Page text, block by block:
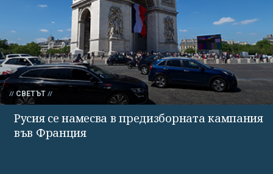
СВЕТЪТ
Русия се намесва в предизборната кампания
във Франция